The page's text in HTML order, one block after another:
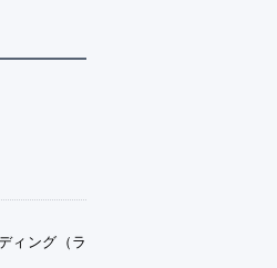
ィング（ラ